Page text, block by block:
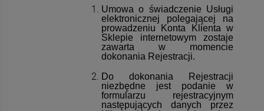
Umowa o świadczenie Usługi
elektronicznej polegającej na
prowadzeniu Konta Klienta w
Sklepie internetowym zostaje
zawarta w momencie
dokonania Rejestracji.
Do dokonania Rejestracji
niezbędne jest podanie w
formularzu rejestracyjnym
następujących danych przez